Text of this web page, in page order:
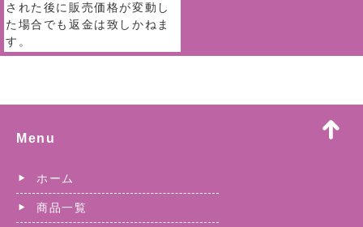
された後に販売価格が変動し
た場合でも返金は致しかねま
す。
Menu
ホーム
商品一覧